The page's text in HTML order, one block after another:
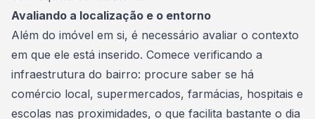
Avaliando a localização e o entorno
Além do imóvel em si, é necessário avaliar o contexto
em que ele está inserido. Comece verificando a
infraestrutura do bairro: procure saber se há
comércio local, supermercados, farmácias, hospitais e
escolas nas proximidades, o que facilita bastante o dia